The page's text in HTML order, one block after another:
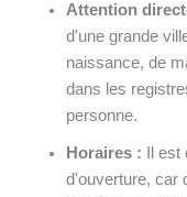
Attention
d'une grande
naissance, de
dans les
personne.
Horaires : Il
d'ouverture, car